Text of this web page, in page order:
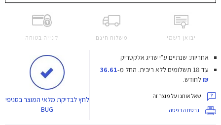
יבואן רשמי משלוח חינם קנייה בטוחה
אחריות: שנתיים ע"י שריג אלקטריק
עד 18 תשלומים ללא ריבית.
החל מ-36.61
₪לחודש.
שאל אותנו על מוצר זה
גרסת הדפסה
לחץלבדיקת מלאי המוצר בסניפי
BUG